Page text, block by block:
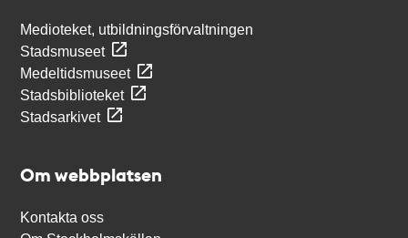
Medioteket, utbildningsförvaltningen
Stadsmuseet
Medeltidsmuseet
Stadsbiblioteket
Stadsarkivet
Om webbplatsen
Kontakta oss